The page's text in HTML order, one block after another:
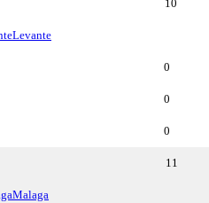
10
Levante
0
0
0
11
Malaga